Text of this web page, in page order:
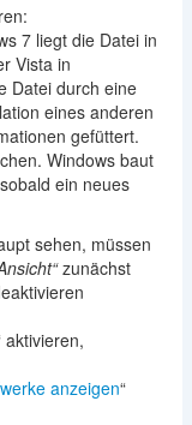
7 liegt die Datei in
Vista in
Datei durch eine
eines anderen
gefüttert.
Windows baut
ein neues
sehen, müssen
zunächst
aktivieren,
anzeigen“